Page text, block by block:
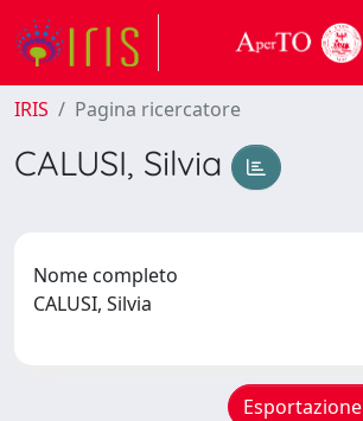
IRIS Pagina ricercatore
CALUSI, Silvia
Nome completo
CALUSI, Silvia
Esportazione